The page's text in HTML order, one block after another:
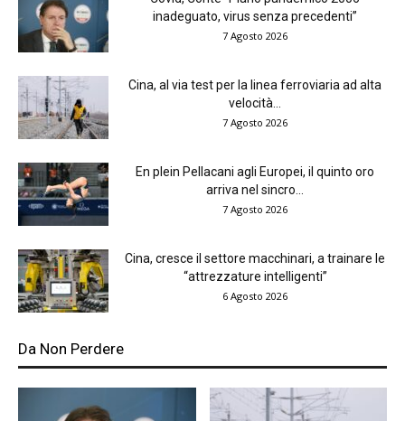
inadeguato, virus senza precedenti”
7 Agosto 2026
Cina, al via test per la linea ferroviaria ad alta
velocità...
7 Agosto 2026
En plein Pellacani agli Europei, il quinto oro
arriva nel sincro...
7 Agosto 2026
Cina, cresce il settore macchinari, a trainare le
“attrezzature intelligenti”
6 Agosto 2026
Da Non Perdere